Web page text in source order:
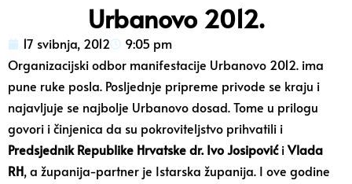
Urbanovo 2012.
17 svibnja, 2012
9:05 pm
Organizacijski odbor manifestacije Urbanovo 2012. ima
pune ruke posla. Posljednje pripreme privode se kraju i
najavljuje se najbolje Urbanovo dosad. Tome u prilogu
govori i činjenica da su pokroviteljstvo prihvatili i
Predsjednik Republike Hrvatske dr. Ivo JosipovićiVlada
RH, a županija-partner je Istarska županija. I ove godine